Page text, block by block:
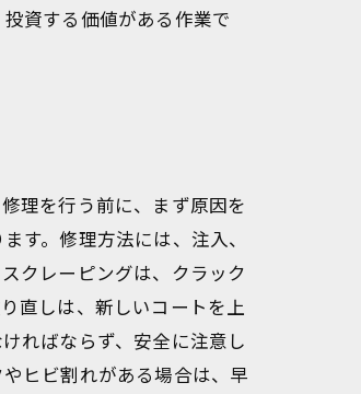
資する価値がある作業で
理を行う前に、まず原因を
す。修理方法には、注入、
クレーピングは、クラック
直しは、新しいコートを上
ればならず、安全に注意し
ヒビ割れがある場合は、早